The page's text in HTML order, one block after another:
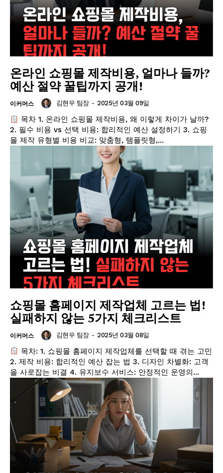
온라인 쇼핑몰 제작비용, 얼마나 들까?
예산 절약 꿀팁까지 공개!
이커머스 김현우 팀장 - 2025년 03월 09일
목차 1. 온라인 쇼핑몰 제작비용, 왜 이렇게 차이가 날까?
2. 필수 비용 vs 선택 비용: 합리적인 예산 설정하기 3. 쇼핑
몰 제작 유형별 비용 비교: 맞춤형, 템플릿형,...
쇼핑몰 홈페이지 제작업체 고르는 법!
실패하지 않는 5가지 체크리스트
이커머스 김현우 팀장 - 2025년 03월 08일
목차: 1. 쇼핑몰 홈페이지 제작업체를 선택할 때 겪는 고민
2. 제작 비용: 합리적인 예산 잡는 법 3. 디자인 차별화: 고객
을 사로잡는 비결 4. 유지보수 서비스: 안정적인 운영의...